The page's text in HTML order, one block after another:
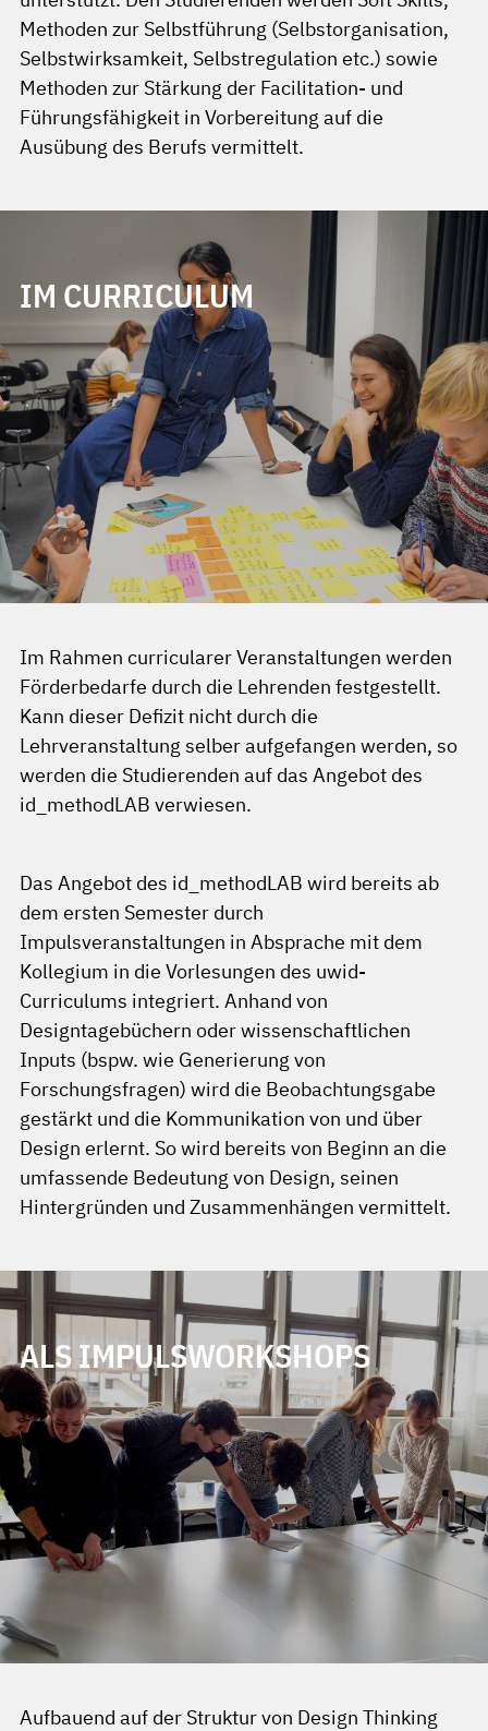
Methoden zur Selbstführung (Selbstorganisation,
Selbstwirksamkeit, Selbstregulation etc.) sowie
Methoden zur Stärkung der Facilitation- und
Führungsfähigkeit in Vorbereitung auf die
Ausübung des Berufs vermittelt.
IM CURRICULUM
Im Rahmen curricularer Veranstaltungen werden
Förderbedarfe durch die Lehrenden festgestellt.
Kann dieser Defizit nicht durch die
Lehrveranstaltung selber aufgefangen werden, so
werden die Studierenden auf das Angebot des
id_methodLAB verwiesen.
Das Angebot des id_methodLAB wird bereits ab
dem ersten Semester durch
Impulsveranstaltungen in Absprache mit dem
Kollegium in die Vorlesungen des uwid-
Curriculums integriert. Anhand von
Designtagebüchern oder wissenschaftlichen
Inputs (bspw. wie Generierung von
Forschungsfragen) wird die Beobachtungsgabe
gestärkt und die Kommunikation von und über
Design erlernt. So wird bereits von Beginn an die
umfassende Bedeutung von Design, seinen
Hintergründen und Zusammenhängen vermittelt.
ALS IMPULSWORKSHOPS
Aufbauend auf der Struktur von Design Thinking